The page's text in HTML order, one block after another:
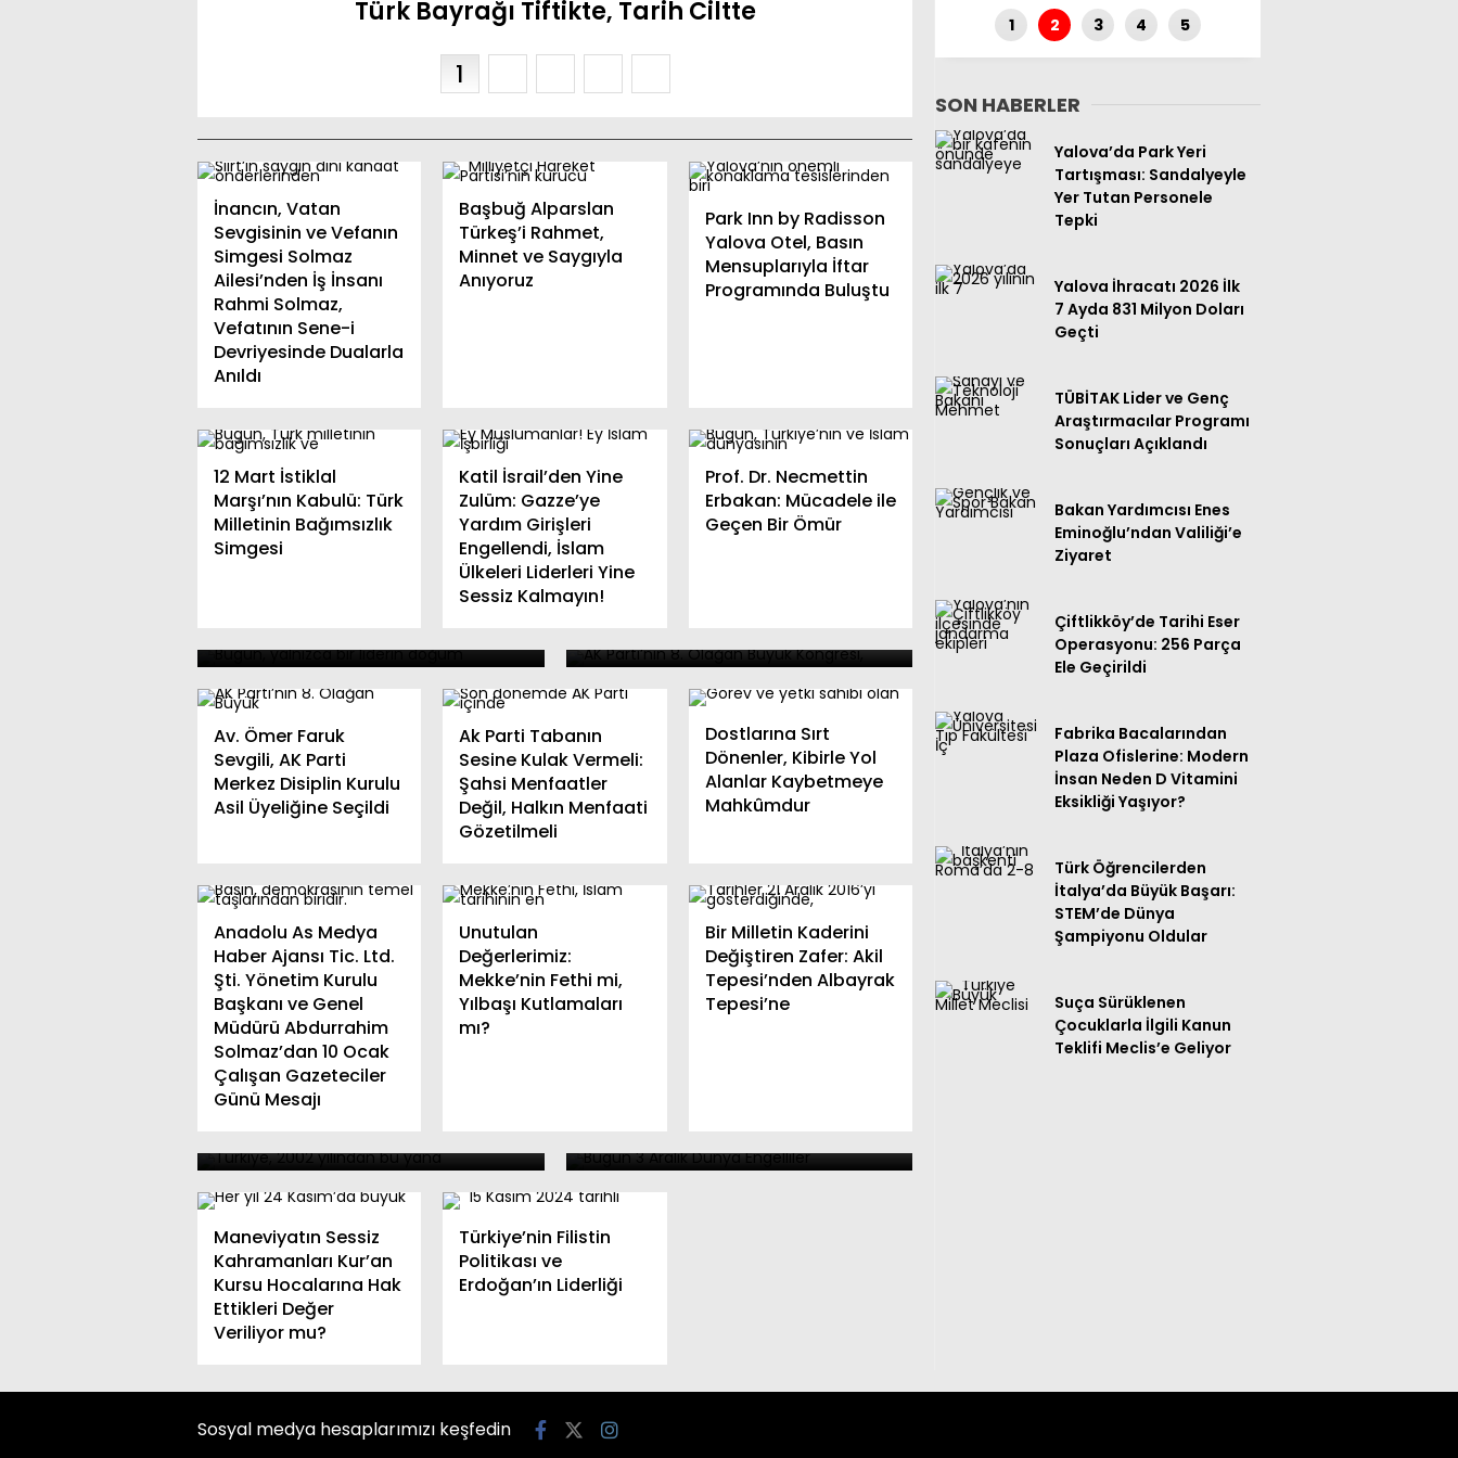
Türk Bayrağı Tiftikte, Tarih Ciltte
1
İnancın, Vatan
Sevgisinin ve Vefanın
Simgesi Solmaz
Ailesi’nden İş İnsanı
Rahmi Solmaz,
Vefatının Sene-i
Devriyesinde Dualarla
Anıldı
Başbuğ Alparslan
Türkeş’i Rahmet,
Minnet ve Saygıyla
Anıyoruz
Park Inn by Radisson
Yalova Otel, Basın
Mensuplarıyla İftar
Programında Buluştu
12 Mart İstiklal
Marşı’nın Kabulü: Türk
Milletinin Bağımsızlık
Simgesi
Katil İsrail’den Yine
Zulüm: Gazze’ye
Yardım Girişleri
Engellendi, İslam
Ülkeleri Liderleri Yine
Sessiz Kalmayın!
Prof. Dr. Necmettin
Erbakan: Mücadele ile
Geçen Bir Ömür
Anadolu As Medya Haber
Ajansı Yönetim Kurulu
Başkanımızdan Sayın
Cumhurbaşkanımız Recep
Tayyip Erdoğan’a Doğum
Ahmet Büyükgümüş: AK
Parti Teşkilatında Yeni Bir
Av. Ömer Faruk
Sevgili, AK Parti
Merkez Disiplin Kurulu
Asil Üyeliğine Seçildi
Ak Parti Tabanın
Sesine Kulak Vermeli:
Şahsi Menfaatler
Değil, Halkın Menfaati
Gözetilmeli
Dostlarına Sırt
Dönenler, Kibirle Yol
Alanlar Kaybetmeye
Mahkûmdur
Anadolu As Medya
Haber Ajansı Tic. Ltd.
Şti. Yönetim Kurulu
Başkanı ve Genel
Müdürü Abdurrahim
Solmaz’dan 10 Ocak
Çalışan Gazeteciler
Günü Mesajı
Unutulan
Değerlerimiz:
Mekke’nin Fethi mi,
Yılbaşı Kutlamaları
mı?
Bir Milletin Kaderini
Değiştiren Zafer: Akil
Tepesi’nden Albayrak
Tepesi’ne
Türkiye’de İnsan Hakları
Reformları: Gerçekler ve
Maneviyatın Sessiz
Kahramanları Kur’an
Kursu Hocalarına Hak
Ettikleri Değer
Veriliyor mu?
Türkiye’nin Filistin
Politikası ve
Erdoğan’ın Liderliği
1 2 3 4 5
SON HABERLER
Yalova’da Park Yeri
Tartışması: Sandalyeyle
Yer Tutan Personele
Tepki
Yalova İhracatı 2026 İlk
7 Ayda 831 Milyon Doları
Geçti
TÜBİTAK Lider ve Genç
Araştırmacılar Programı
Sonuçları Açıklandı
Bakan Yardımcısı Enes
Eminoğlu’ndan Valiliği’e
Ziyaret
Çiftlikköy’de Tarihi Eser
Operasyonu: 256 Parça
Ele Geçirildi
Fabrika Bacalarından
Plaza Ofislerine: Modern
İnsan Neden D Vitamini
Eksikliği Yaşıyor?
Türk Öğrencilerden
İtalya’da Büyük Başarı:
STEM’de Dünya
Şampiyonu Oldular
Suça Sürüklenen
Çocuklarla İlgili Kanun
Teklifi Meclis’e Geliyor
Sosyal medya hesaplarımızı keşfedin